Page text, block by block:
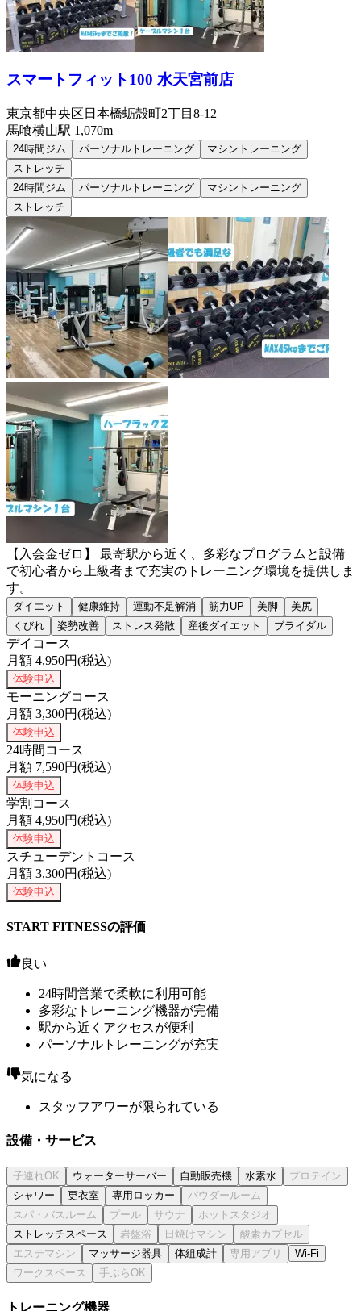
スマートフィット100 水天宮前店
東京都中央区日本橋蛎殻町2丁目8-12
馬喰横山駅 1,070m
24時間ジム パーソナルトレーニング
マシントレーニング
ストレッチ
24時間ジム
パーソナルトレーニング
マシントレーニング
ストレッチ
【入会金ゼロ】 最寄駅から近く、多彩なプログラムと設備
で初心者から上級者まで充実のトレーニング環境を提供しま
す。
ダイエット 健康維持 運動不足解消 筋力UP 美脚
美尻
くびれ
姿勢改善 ストレス発散 産後ダイエット ブライダル
デイコース
月額 4,950円(税込)
体験申込
モーニングコース
月額 3,300円(税込)
体験申込
24時間コース
月額 7,590円(税込)
体験申込
学割コース
月額 4,950円(税込)
体験申込
スチューデントコース
月額 3,300円(税込)
体験申込
START FITNESSの評価
良い
24時間営業で柔軟に利用可能
多彩なトレーニング機器が完備
駅から近くアクセスが便利
パーソナルトレーニングが充実
気になる
スタッフアワーが限られている
設備・サービス
ウォーターサーバー 自動販売機
水素水
シャワー
更衣室 専用ロッカー
ストレッチスペース
マッサージ器具
体組成計 Wi-Fi
トレーニング機器